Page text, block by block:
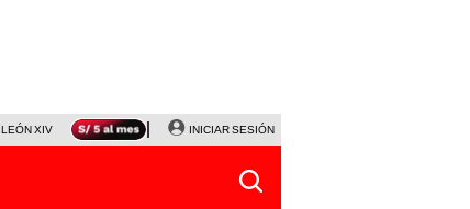
LEÓN XIV NALDY SALDAÑA LA BELLA LUZ
INICIAR SESIÓN